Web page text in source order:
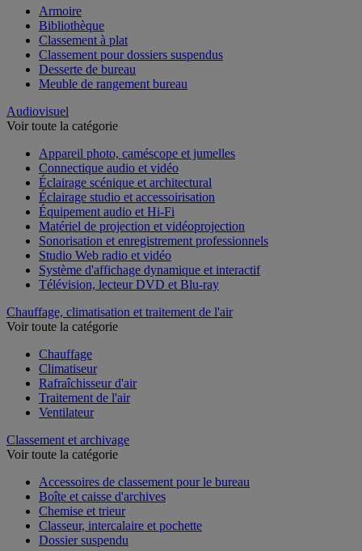
Armoire
Bibliothèque
Classement à plat
Classement pour dossiers suspendus
Desserte de bureau
Meuble de rangement bureau
Audiovisuel
Voir toute la catégorie
Appareil photo, caméscope et jumelles
Connectique audio et vidéo
Éclairage scénique et architectural
Éclairage studio et accessoirisation
Équipement audio et Hi-Fi
Matériel de projection et vidéoprojection
Sonorisation et enregistrement professionnels
Studio Web radio et vidéo
Système d'affichage dynamique et interactif
Télévision, lecteur DVD et Blu-ray
Chauffage, climatisation et traitement de l'air
Voir toute la catégorie
Chauffage
Climatiseur
Rafraîchisseur d'air
Traitement de l'air
Ventilateur
Classement et archivage
Voir toute la catégorie
Accessoires de classement pour le bureau
Boîte et caisse d'archives
Chemise et trieur
Classeur, intercalaire et pochette
Dossier suspendu